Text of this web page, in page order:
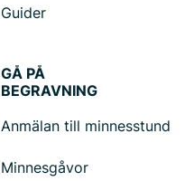
Guider
GÅ PÅ
BEGRAVNING
Anmälan till minnesstund
Minnesgåvor